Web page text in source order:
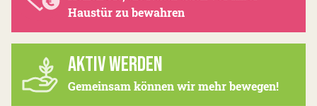
Haustür zu bewahren
AKTIV WERDEN
Gemeinsam können wir mehr bewegen!